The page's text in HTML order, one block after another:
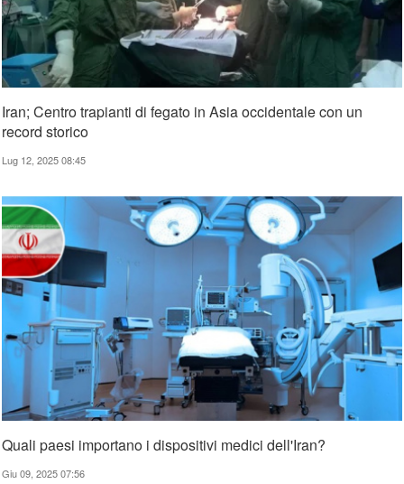
Iran; Centro trapianti di fegato in Asia occidentale con un
record storico
Lug 12, 2025 08:45
Quali paesi importano i dispositivi medici dell'Iran?
Giu 09, 2025 07:56